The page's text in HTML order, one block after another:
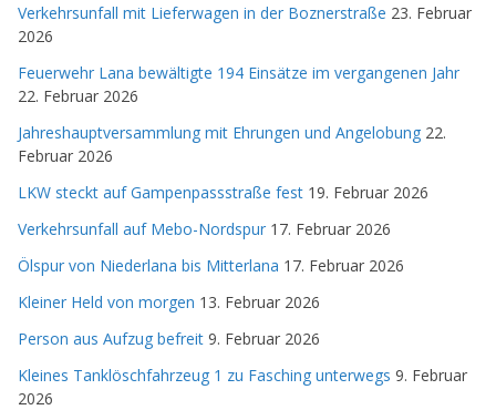
Verkehrsunfall mit Lieferwagen in der Boznerstraße 23. Februar
2026
Feuerwehr Lana bewältigte 194 Einsätze im vergangenen Jahr
22. Februar 2026
Jahreshauptversammlung mit Ehrungen und Angelobung 22.
Februar 2026
LKW steckt auf Gampenpassstraße fest 19. Februar 2026
Verkehrsunfall auf Mebo-Nordspur 17. Februar 2026
Ölspur von Niederlana bis Mitterlana 17. Februar 2026
Kleiner Held von morgen 13. Februar 2026
Person aus Aufzug befreit 9. Februar 2026
Kleines Tanklöschfahrzeug 1 zu Fasching unterwegs 9. Februar
2026